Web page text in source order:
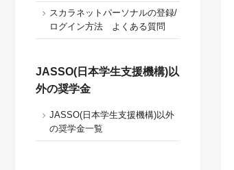
スカラネットパーソナルの登録/
ログイン方法 よくある質問
JASSO(日本学生支援機構)以
外の奨学金
JASSO(日本学生支援機構)以外
の奨学金一覧